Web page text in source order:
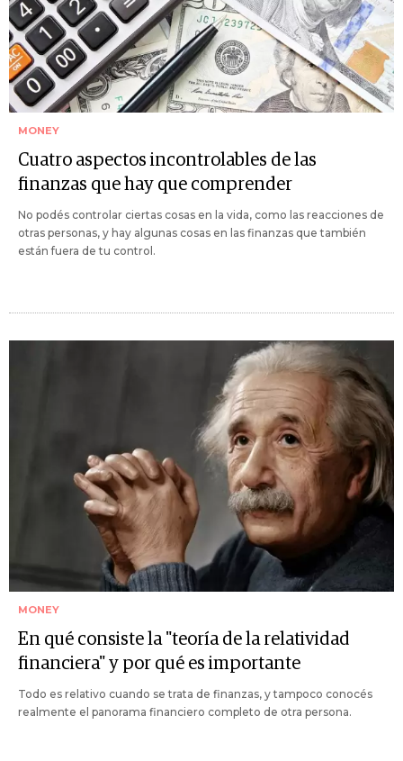
MONEY
Cuatro aspectos incontrolables de las
finanzas que hay que comprender
No podés controlar ciertas cosas en la vida, como las reacciones de
otras personas, y hay algunas cosas en las finanzas que también
están fuera de tu control.
MONEY
En qué consiste la "teoría de la relatividad
financiera" y por qué es importante
Todo es relativo cuando se trata de finanzas, y tampoco conocés
realmente el panorama financiero completo de otra persona.